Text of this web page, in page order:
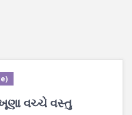
વચ્ચે વસ્તુ